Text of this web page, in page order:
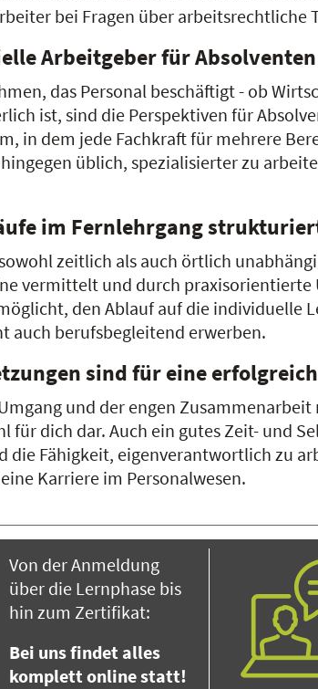
bei Fragen über arbeitsrechtliche
Arbeitgeber für
das Personal beschäftigt - ob
ist, sind die Perspektiven für
in dem jede Fachkraft für mehrere
üblich, spezialisierter zu
im Fernlehrgang
zeitlich als auch örtlich
vermittelt und durch
den Ablauf auf die individuelle
auch berufsbegleitend erwerben.
sind für eine
und der engen
für dich dar. Auch ein gutes Zeit- und
die Fähigkeit, eigenverantwortlich zu
Karriere im Personalwesen.
Von der Anmeldung
über die Lernphase bis
hin zum Zertifikat:
Bei uns findet alles
komplett online statt!